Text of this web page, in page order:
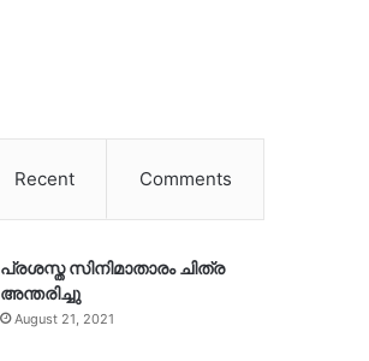
Recent Comments
പ്രശസ്ത സിനിമാതാരം ചിത്ര
അന്തരിച്ചു
August 21, 2021